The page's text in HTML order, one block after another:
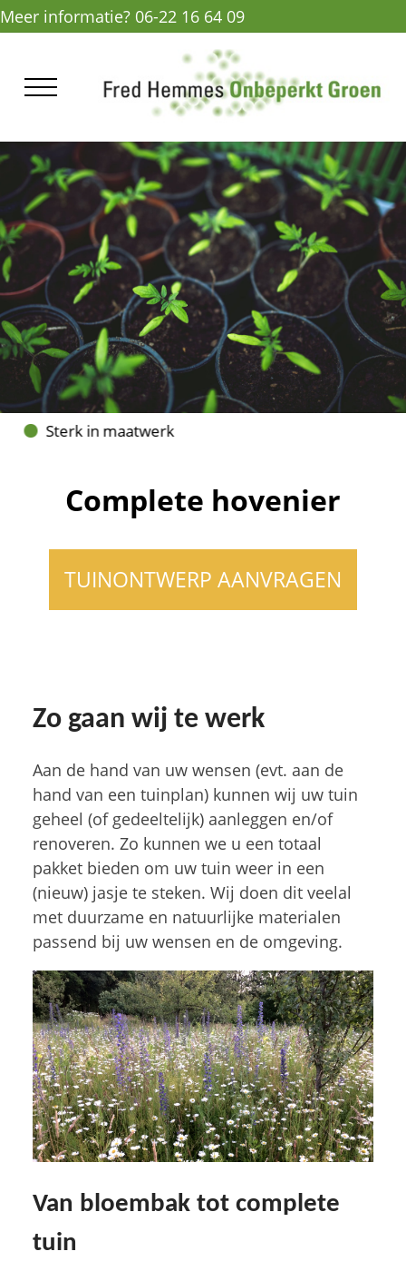
Meer informatie? 06-22 16 64 09
Complete hovenier
TUINONTWERP AANVRAGEN
Sterk in maatwerk
Zo gaan wij te werk
Aan de hand van uw wensen (evt. aan de
hand van een tuinplan) kunnen wij uw tuin
geheel (of gedeeltelijk) aanleggen en/of
renoveren. Zo kunnen we u een totaal
pakket bieden om uw tuin weer in een
(nieuw) jasje te steken. Wij doen dit veelal
met duurzame en natuurlijke materialen
passend bij uw wensen en de omgeving.
Van bloembak tot complete
tuin